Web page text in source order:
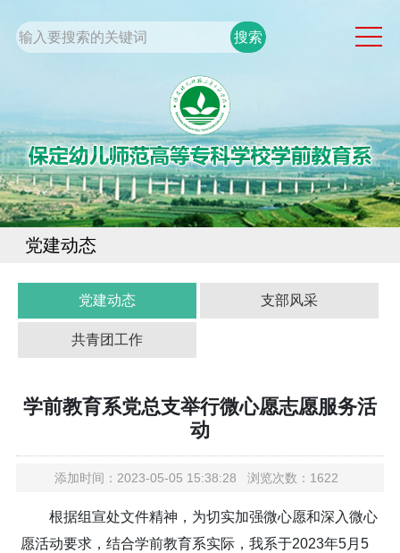
网站首页
通知公告
党团工作
专业建设
学生工作
党建动态
党建动态 支部风采
共青团工作
学前教育系党总支举行微心愿志愿服务活
动
添加时间：2023-05-05 15:38:28 浏览次数：1622
根据组宣处文件精神，为切实加强微心愿和深入微心
愿活动要求，结合学前教育系实际，我系于2023年5月5